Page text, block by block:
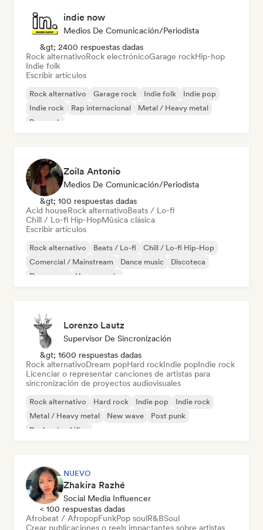
indie now
Medios De Comunicación/Periodista
&gt; 2400 respuestas dadas
Rock alternativoRock electrónicoGarage rockHip-hop
Indie folk
Escribir artículos
Rock alternativo Garage rock Indie folk
Indie pop
Indie rock
Rap internacional
Metal / Heavy metal
Pop rock
Zoila Antonio
Medios De Comunicación/Periodista
&gt; 100 respuestas dadas
Acid houseRock alternativoBeats / Lo-fi
Chill / Lo-fi Hip-HopMúsica clásica
Escribir artículos
Rock alternativo Beats / Lo-fi
Chill / Lo-fi Hip-Hop
Comercial / Mainstream
Dance music
Discoteca
Dream pop
House music
Lorenzo Lautz
Supervisor De Sincronización
&gt; 1600 respuestas dadas
Rock alternativoDream popHard rockIndie popIndie rock
Licenciar o representar canciones de artistas para
sincronización de proyectos audiovisuales
Rock alternativo Hard rock Indie pop
Indie rock
Metal / Heavy metal
New wave
Post punk
Rock psicodélico
NUEVO
Zhakira Razhé
Social Media Influencer
< 100 respuestas dadas
Afrobeat / AfropopFunkPop soulR&BSoul
Crear publicaciones o reels impactantes sobre artistas